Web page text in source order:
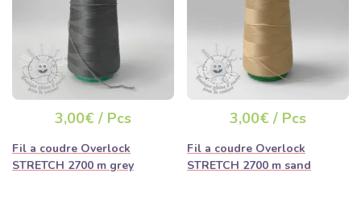
3,00€ / Pcs
Fil a coudre Overlock
STRETCH 2700 m grey
3,00€ / Pcs
Fil a coudre Overlock
STRETCH 2700 m sand